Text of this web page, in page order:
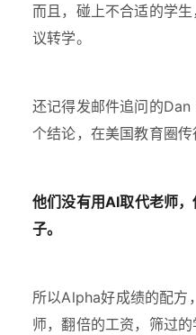
而且，碰上不合适的学
议转学。
还记得发邮件追问的
个结论，在美国教育圈
他们没有用AI取代老师
子。
所以Alpha好成绩的配方
师，翻倍的工资，筛过的